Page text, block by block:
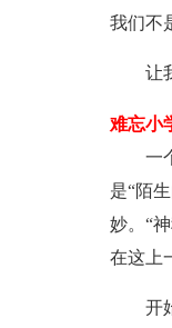
我们不
让
难忘小
一
是“陌
妙。“
在这上
开